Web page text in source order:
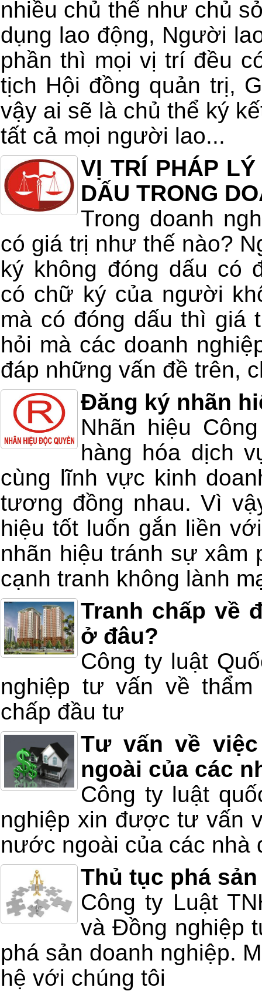
nhiều chủ thể như chủ
dụng lao động, Người
phần thì mọi vị trí đều
tịch Hội đồng quản trị,
vậy ai sẽ là chủ thể ký
tất cả mọi người lao...
VỊ TRÍ PHÁP
DẤU TRONG
Trong doanh
có giá trị như thế nào?
ký không đóng dấu có
có chữ ký của người
mà có đóng dấu thì giá
hỏi mà các doanh
đáp những vấn đề trên,
Đăng ký nhãn
Nhãn hiệu
hàng hóa dịch
cùng lĩnh vực kinh
tương đồng nhau. Vì
hiệu tốt luốn gắn liền
nhãn hiệu tránh sự xâm
cạnh tranh không lành
Tranh chấp về
ở đâu?
Công ty luật
nghiệp tư vấn về
chấp đầu tư
Tư vấn về
ngoài của các
Công ty luật
nghiệp xin được tư vấn
nước ngoài của các nhà
Thủ tục phá
Công ty Luật
và Đồng nghiệp
phá sản doanh nghiệp.
hệ với chúng tôi